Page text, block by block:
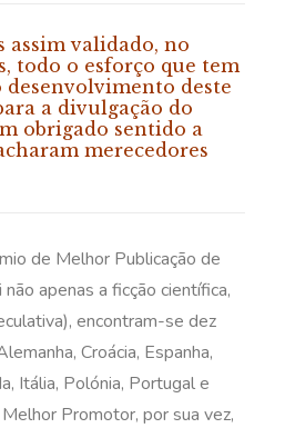
assim validado, no
todo o esforço que tem
desenvolvimento deste
a divulgação do
obrigado sentido a
merecedores
de Melhor Publicação de
apenas a ficção científica,
encontram-se dez
Croácia, Espanha,
Itália, Polónia, Portugal e
Promotor, por sua vez,